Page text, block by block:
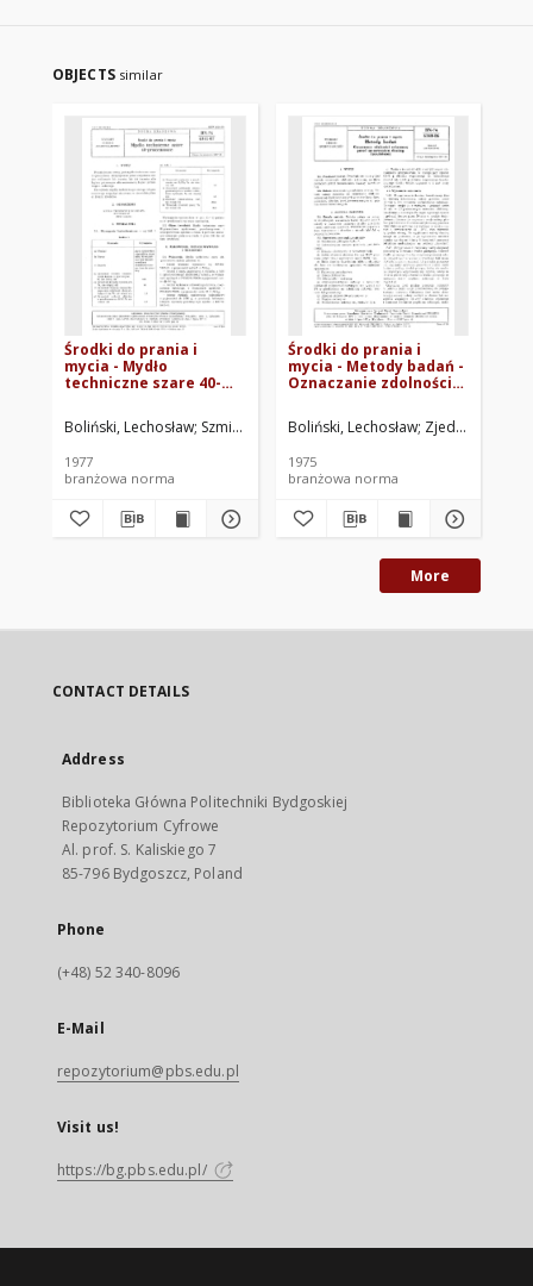
OBJECTS similar
Środki do prania i
mycia - Mydło
techniczne szare 40-
76/6141-07
Boliński, Lechosław Szmidtgal, Eugeniusz Szaniawski, Czesław
1977
branżowa norma
Środki do prania i
mycia - Metody badań -
Oznaczanie zdolności
zaszarzaniem tkaniny
bawełnianej BN-
Boliński, Lechosław Zjednoczenie
1975
branżowa norma
More
CONTACT DETAILS
Address
Biblioteka Główna Politechniki Bydgoskiej
Repozytorium Cyfrowe
Al. prof. S. Kaliskiego 7
85-796 Bydgoszcz, Poland
Phone
(+48) 52 340-8096
E-Mail
repozytorium@pbs.edu.pl
Visit us!
https://bg.pbs.edu.pl/